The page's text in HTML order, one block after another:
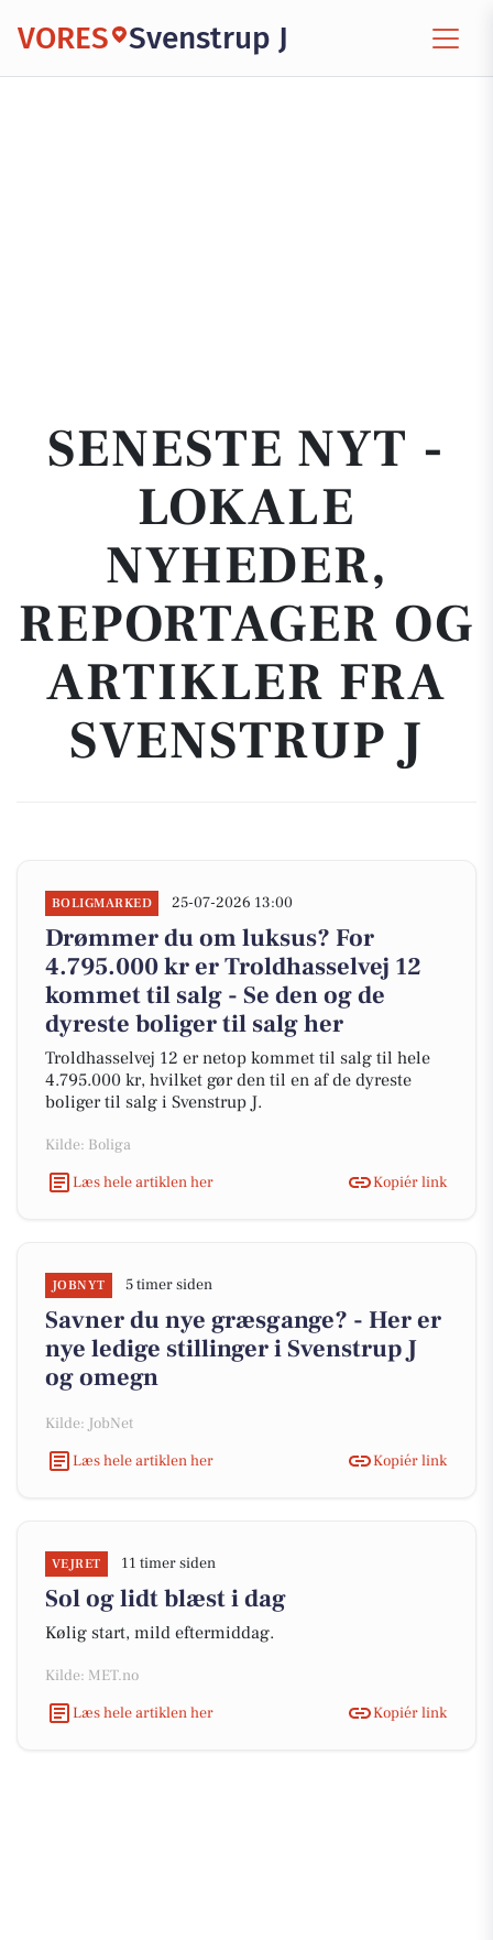
VORES Svenstrup J
SENESTE NYT -
LOKALE
NYHEDER,
REPORTAGER OG
ARTIKLER FRA
SVENSTRUP J
BOLIGMARKED 25-07-2026 13:00
Drømmer du om luksus? For
4.795.000 kr er Troldhasselvej 12
kommet til salg - Se den og de
dyreste boliger til salg her
Troldhasselvej 12 er netop kommet til salg til hele
4.795.000 kr, hvilket gør den til en af de dyreste
boliger til salg i Svenstrup J.
Kilde: Boliga
Læs hele artiklen her
Kopiér link
JOBNYT 5 timer siden
Savner du nye græsgange? - Her er
nye ledige stillinger i Svenstrup J
og omegn
Kilde: JobNet
Læs hele artiklen her
Kopiér link
VEJRET 11 timer siden
Sol og lidt blæst i dag
Kølig start, mild eftermiddag.
Kilde: MET.no
Læs hele artiklen her
Kopiér link